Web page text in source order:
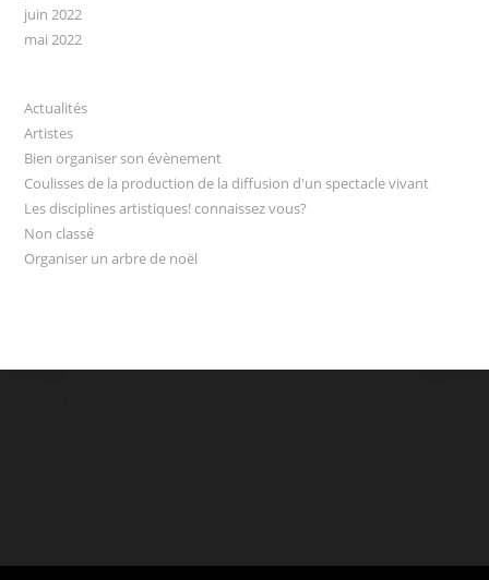
juin 2022
mai 2022
Actualités
Artistes
Bien organiser son évènement
Coulisses de la production de la diffusion d'un spectacle vivant
Les disciplines artistiques! connaissez vous?
Non classé
Organiser un arbre de noël